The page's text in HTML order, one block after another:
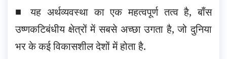
■ यह अर्थव्यवस्था का एक महत्वपूर्ण तत्व है, बाँस
उष्णकटिबंधीय क्षेत्रों में सबसे अच्छा उगता है, जो दुनिया
भर के कई विकासशील देशों में होता है.